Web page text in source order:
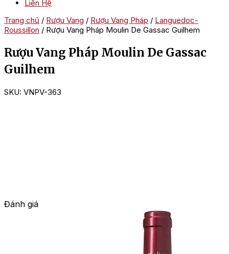
Liên Hệ
Trang chủ / Rượu Vang / Rượu Vang Pháp / Languedoc-
Roussillon / Rượu Vang Pháp Moulin De Gassac Guilhem
Rượu Vang Pháp Moulin De Gassac
Guilhem
SKU: VNPV-363
Đánh giá